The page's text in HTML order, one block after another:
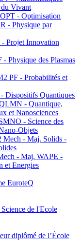
du Vivant
- Optimisation
- Physique par
Projet Innovation
Physique des Plasmas
PF - Probabilités et
Dispositifs Quantiques
- Quantique,
et Nanosciences
- Science des
Objets
- Maj. Solids -
- Maj. WAPE -
et Energies
EuroteQ
de l'Ecole
diplômé de l’École